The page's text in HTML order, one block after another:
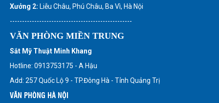
Xưởng 2: Liễu Châu, Phú Châu, Ba Vì, Hà Nội
--------------------------------------------------
VĂN PHÒNG MIỀN TRUNG
Sắt Mỹ Thuật Minh Khang
Hotline: 0913753175 - A Hậu
Add: 257 Quốc Lộ 9 - TP.Đông Hà - Tỉnh Quảng Trị
VĂN PHÒNG HÀ NỘI